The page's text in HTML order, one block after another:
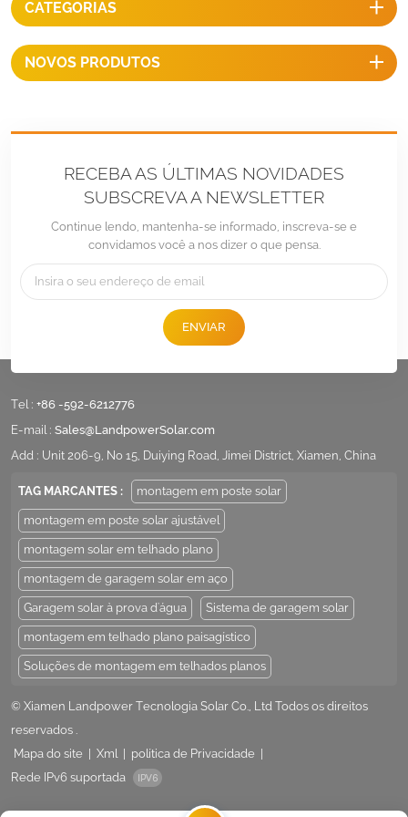
CATEGORIAS
NOVOS PRODUTOS
RECEBA AS ÚLTIMAS NOVIDADES
SUBSCREVA A NEWSLETTER
Continue lendo, mantenha-se informado, inscreva-se e
convidamos você a nos dizer o que pensa.
ENVIAR
Tel : +86 -592-6212776
E-mail : Sales@LandpowerSolar.com
Add : Unit 206-9, No 15, Duiying Road, Jimei District, Xiamen, China
TAG MARCANTES : montagem em poste solar
montagem em poste solar ajustável
montagem solar em telhado plano
montagem de garagem solar em aço
Garagem solar à prova d'água Sistema de garagem solar
montagem em telhado plano paisagístico
Soluções de montagem em telhados planos
© Xiamen Landpower Tecnologia Solar Co., Ltd Todos os direitos
reservados .
Mapa do site
Xml política de Privacidade
Rede IPv6 suportada